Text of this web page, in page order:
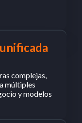
complejas,
múltiples
y modelos